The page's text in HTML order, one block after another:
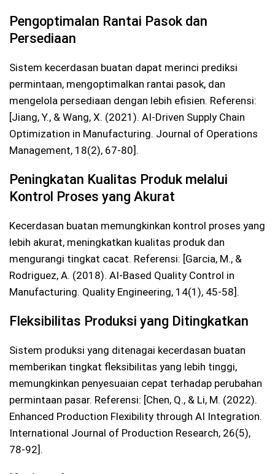
Pengoptimalan Rantai Pasok dan
Persediaan
Sistem kecerdasan buatan dapat merinci prediksi
permintaan, mengoptimalkan rantai pasok, dan
mengelola persediaan dengan lebih efisien. Referensi:
[Jiang, Y., & Wang, X. (2021). AI-Driven Supply Chain
Optimization in Manufacturing. Journal of Operations
Management, 18(2), 67-80].
Peningkatan Kualitas Produk melalui
Kontrol Proses yang Akurat
Kecerdasan buatan memungkinkan kontrol proses yang
lebih akurat, meningkatkan kualitas produk dan
mengurangi tingkat cacat. Referensi: [Garcia, M., &
Rodriguez, A. (2018). AI-Based Quality Control in
Manufacturing. Quality Engineering, 14(1), 45-58].
Fleksibilitas Produksi yang Ditingkatkan
Sistem produksi yang ditenagai kecerdasan buatan
memberikan tingkat fleksibilitas yang lebih tinggi,
memungkinkan penyesuaian cepat terhadap perubahan
permintaan pasar. Referensi: [Chen, Q., & Li, M. (2022).
Enhanced Production Flexibility through AI Integration.
International Journal of Production Research, 26(5),
78-92].